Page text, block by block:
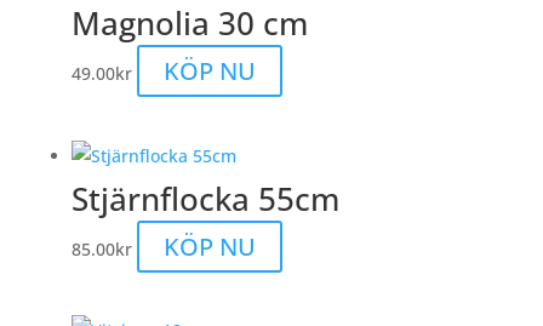
Magnolia 30 cm
49.00kr KÖP NU
Stjärnflocka 55cm
85.00kr KÖP NU